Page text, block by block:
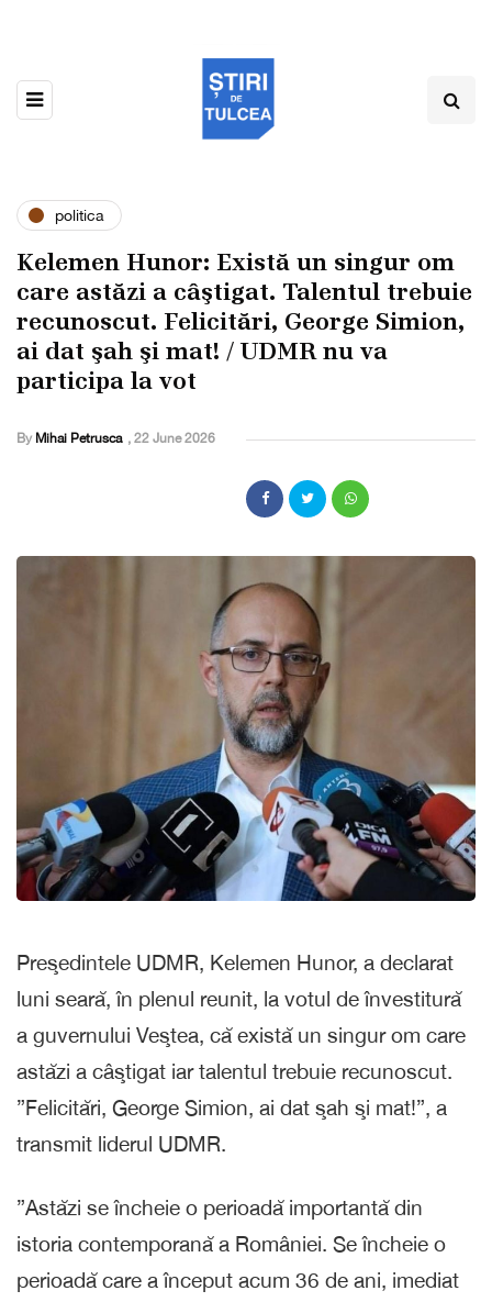
politica
Kelemen Hunor: Există un singur om
care astăzi a câştigat. Talentul trebuie
recunoscut. Felicitări, George Simion,
ai dat şah şi mat! / UDMR nu va
participa la vot
By Mihai Petrusca , 22 June 2026
Preşedintele UDMR, Kelemen Hunor, a declarat
luni seară, în plenul reunit, la votul de învestitură
a guvernului Veştea, că există un singur om care
astăzi a câştigat iar talentul trebuie recunoscut.
”Felicitări, George Simion, ai dat şah şi mat!”, a
transmit liderul UDMR.
”Astăzi se încheie o perioadă importantă din
istoria contemporană a României. Se încheie o
perioadă care a început acum 36 de ani, imediat